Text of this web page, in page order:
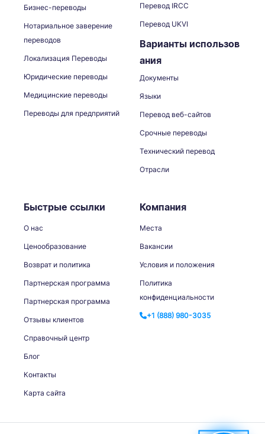
Бизнес-переводы
Нотариальное заверение
переводов
Локализация Переводы
Юридические переводы
Медицинские переводы
Переводы для предприятий
Перевод IRCC
Перевод UKVI
Варианты использов
ания
Документы
Языки
Перевод веб-сайтов
Срочные переводы
Технический перевод
Отрасли
Быстрые ссылки
О нас
Ценообразование
Возврат и политика
Партнерская программа
Партнерская программа
Отзывы клиентов
Справочный центр
Блог
Контакты
Карта сайта
Компания
Места
Вакансии
Условия и положения
Политика
конфиденциальности
+1 (888) 980-3035